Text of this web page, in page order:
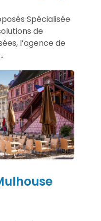
Spécialisée
de
l’agence de